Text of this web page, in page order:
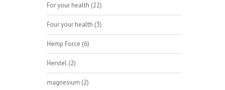
For your health (22)
Four your health (3)
Hemp Force (6)
Herstel (2)
magnesium (2)